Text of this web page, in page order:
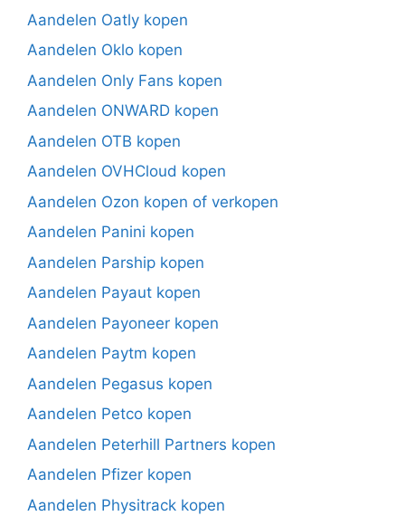
Aandelen Oatly kopen
Aandelen Oklo kopen
Aandelen Only Fans kopen
Aandelen ONWARD kopen
Aandelen OTB kopen
Aandelen OVHCloud kopen
Aandelen Ozon kopen of verkopen
Aandelen Panini kopen
Aandelen Parship kopen
Aandelen Payaut kopen
Aandelen Payoneer kopen
Aandelen Paytm kopen
Aandelen Pegasus kopen
Aandelen Petco kopen
Aandelen Peterhill Partners kopen
Aandelen Pfizer kopen
Aandelen Physitrack kopen